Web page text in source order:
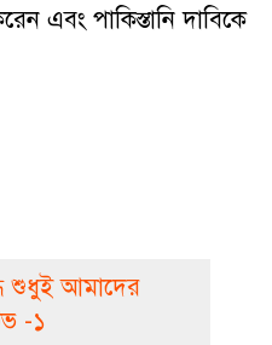
এবং পাকিস্তানি দাবিকে
শুধুই আমাদের
-১